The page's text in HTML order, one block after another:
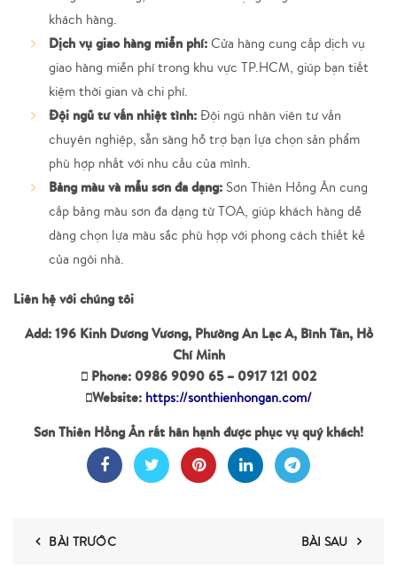
khách hàng.
Dịch vụ giao hàng miễn phí: Cửa hàng cung cấp dịch vụ
giao hàng miễn phí trong khu vực TP.HCM, giúp bạn tiết
kiệm thời gian và chi phí.
Đội ngũ tư vấn nhiệt tình: Đội ngũ nhân viên tư vấn
chuyên nghiệp, sẵn sàng hỗ trợ bạn lựa chọn sản phẩm
phù hợp nhất với nhu cầu của mình.
Bảng màu và mẫu sơn đa dạng: Sơn Thiên Hồng Ân cung
cấp bảng màu sơn đa dạng từ TOA, giúp khách hàng dễ
dàng chọn lựa màu sắc phù hợp với phong cách thiết kế
của ngôi nhà.
Liên hệ với chúng tôi
Add: 196 Kinh Dương Vương, Phường An Lạc A, Bình Tân, Hồ
Chí Minh
Phone: 0986 9090 65 – 0917 121 002
Website: https://sonthienhongan.com/
Sơn Thiên Hồng Ân rất hân hạnh được phục vụ quý khách!
BÀI TRƯỚC BÀI SAU